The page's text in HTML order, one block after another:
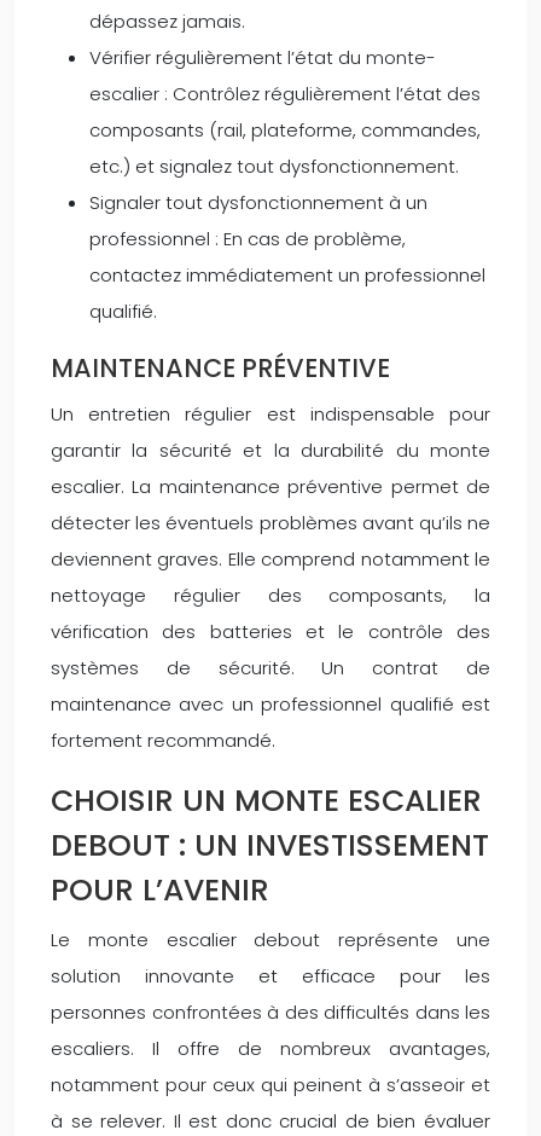
dépassez jamais.
Vérifier régulièrement l’état du monte-
escalier : Contrôlez régulièrement l’état des
composants (rail, plateforme, commandes,
etc.) et signalez tout dysfonctionnement.
Signaler tout dysfonctionnement à un
professionnel : En cas de problème,
contactez immédiatement un professionnel
qualifié.
MAINTENANCE PRÉVENTIVE
Un entretien régulier est indispensable pour
garantir la sécurité et la durabilité du monte
escalier. La maintenance préventive permet de
détecter les éventuels problèmes avant qu’ils ne
deviennent graves. Elle comprend notamment le
nettoyage régulier des composants, la
vérification des batteries et le contrôle des
systèmes de sécurité. Un contrat de
maintenance avec un professionnel qualifié est
fortement recommandé.
CHOISIR UN MONTE ESCALIER
DEBOUT : UN INVESTISSEMENT
POUR L’AVENIR
Le monte escalier debout représente une
solution innovante et efficace pour les
personnes confrontées à des difficultés dans les
escaliers. Il offre de nombreux avantages,
notamment pour ceux qui peinent à s’asseoir et
à se relever. Il est donc crucial de bien évaluer